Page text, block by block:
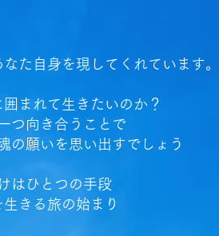
た自身を現してくれています。
囲まれて生きたいのか？
つ向き合うことで
の願いを思い出すでしょう
はひとつの手段
生きる旅の始まり